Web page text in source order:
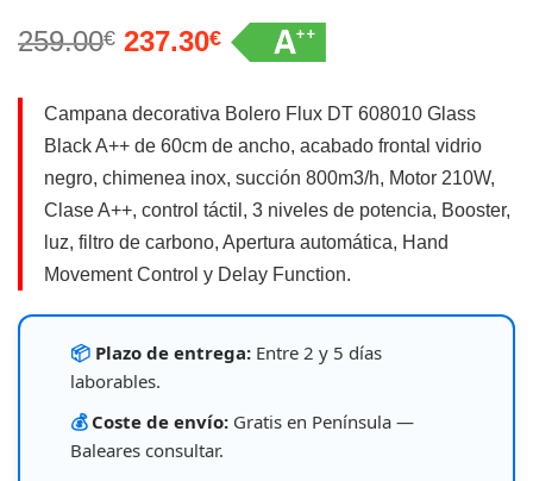
259.00€
El
original
era:
259.00€.
237.30€
El
actual
es:
237.30€.
Campana decorativa Bolero Flux DT 608010 Glass
Black A++ de 60cm de ancho, acabado frontal vidrio
negro, chimenea inox, succión 800m3/h, Motor 210W,
Clase A++, control táctil, 3 niveles de potencia, Booster,
luz, filtro de carbono, Apertura automática, Hand
Movement Control y Delay Function.
📦 Plazo de entrega:Entre 2 y 5 días
laborables.
💰 Coste de envío:Gratis en Península —
Baleares consultar.